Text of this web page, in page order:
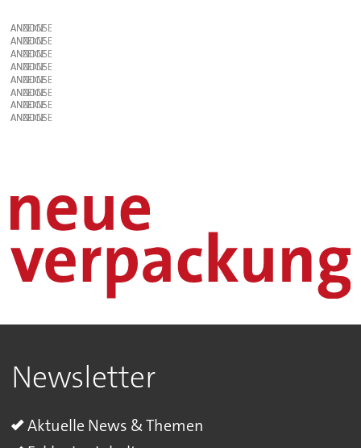
ANZEIGE
ANZEIGE
ANZEIGE
ANZEIGE
ANZEIGE
ANZEIGE
ANZEIGE
ANZEIGE
Newsletter
Aktuelle News & Themen